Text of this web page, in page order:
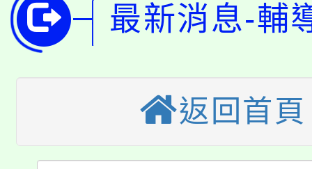
局官網。
8月14至27日，桃園電
115年桃園市運動會8/
田徑場及游泳池舉行。
桃園市低收入戶享有免
視費優惠，中低收入戶
半價優惠，詳情可洽有
大園自造教育及科技
份教師增能研習
大溪自造教育及科技中
最新消息-輔
返回首頁